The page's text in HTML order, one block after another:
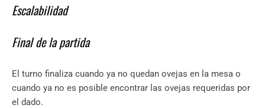
Escalabilidad
Final de la partida
El turno finaliza cuando ya no quedan ovejas en la mesa o
cuando ya no es posible encontrar las ovejas requeridas por
el dado.